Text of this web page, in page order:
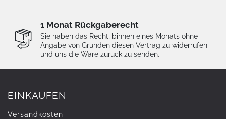
1 Monat Rückgaberecht
Sie haben das Recht, binnen eines Monats ohne
Angabe von Gründen diesen Vertrag zu widerrufen
und uns die Ware zurück zu senden.
EINKAUFEN
Versandkosten